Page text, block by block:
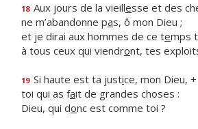
18 Aux jours de la vieillesse et des
ne m’abandonne pas, ô mon Dieu ;
et je dirai aux hommes de ce temps
à tous ceux qui viendront, tes
19 Si haute est ta justice, mon Dieu, +
toi qui as fait de grandes choses :
Dieu, qui donc est comme toi ?